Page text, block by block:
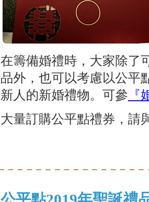
在籌備婚禮時，大家除了
品外，也可以考慮以公平
新人的新婚禮物。可參
大量訂購公平點禮券，請